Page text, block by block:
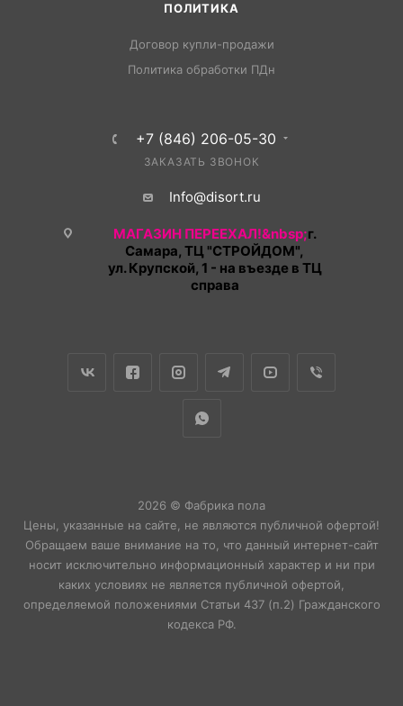
ПОЛИТИКА
Договор купли-продажи
Политика обработки ПДн
+7 (846) 206-05-30
ЗАКАЗАТЬ ЗВОНОК
Info@disort.ru
МАГАЗИН ПЕРЕЕХАЛ!&nbsp;г.
Самара, ТЦ "СТРОЙДОМ",
ул. Крупской, 1 - на въезде в ТЦ
справа
2026 © Фабрика пола
Цены, указанные на сайте, не являются публичной офертой!
Обращаем ваше внимание на то, что данный интернет-сайт
носит исключительно информационный характер и ни при
каких условиях не является публичной офертой,
определяемой положениями Статьи 437 (п.2) Гражданского
кодекса РФ.